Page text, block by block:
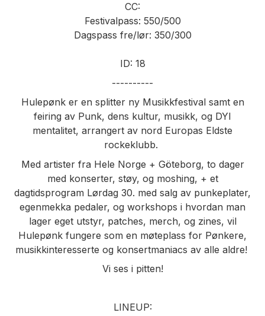
CC:
Festivalpass: 550/500
Dagspass fre/lør: 350/300
ID: 18
----------
Hulepønk er en splitter ny Musikkfestival samt en
feiring av Punk, dens kultur, musikk, og DYI
mentalitet, arrangert av nord Europas Eldste
rockeklubb.
Med artister fra Hele Norge + Göteborg, to dager
med konserter, støy, og moshing, + et
dagtidsprogram Lørdag 30. med salg av punkeplater,
egenmekka pedaler, og workshops i hvordan man
lager eget utstyr, patches, merch, og zines, vil
Hulepønk fungere som en møteplass for Pønkere,
musikkinteresserte og konsertmaniacs av alle aldre!
Vi ses i pitten!
LINEUP: